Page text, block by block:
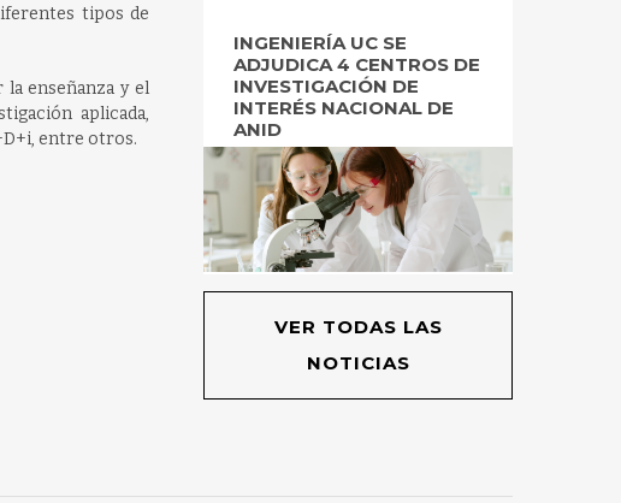
tipos de
enseñanza y el
aplicada,
entre otros.
INGENIERÍA UC SE
ADJUDICA 4 CENTROS DE
INVESTIGACIÓN DE
INTERÉS NACIONAL DE
ANID
VER TODAS LAS
NOTICIAS